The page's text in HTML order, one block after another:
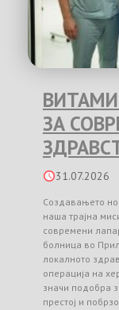
ЗА
31.07.2026
Создавањето
наша трајна
современи
болница во
локалното
операција на
значи подобра
престој и